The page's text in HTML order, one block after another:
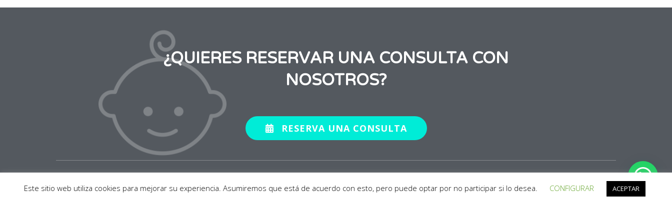
¿QUIERES RESERVAR UNA CONSULTA CON
NOSOTROS?
RESERVA UNA CONSULTA
Condiciones de Compra
Este sitio web utiliza cookies para mejorar su experiencia. Asumiremos que está de acuerdo con esto, pero puede optar por no participar si lo desea. CONFIGURAR ACEPTAR